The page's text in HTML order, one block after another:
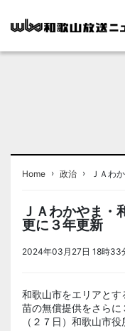
Home › 政治 › ＪＡわ
ＪＡわかやま・
更に３年更新
2024年03月27日 18時33
和歌山市をエリアと
苗の無償提供をさらに
（２７日）和歌山市役